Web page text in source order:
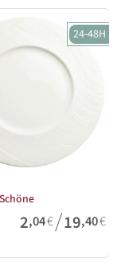
24-48H
2,04€/19,40€